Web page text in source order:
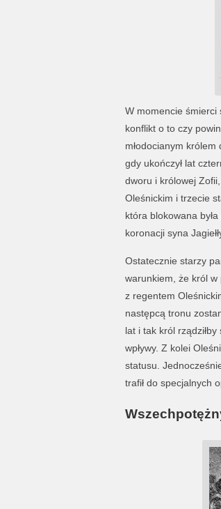
W momencie śmierci
konflikt o to czy
młodocianym
gdy ukończył lat
dworu i królowej
Oleśnickim i trzecie
która blokowana
koronacji syna
Ostatecznie starzy
warunkiem, że król w
z regentem
następcą tronu
lat i tak król
wpływy. Z kolei
statusu.
trafił do specjalnych